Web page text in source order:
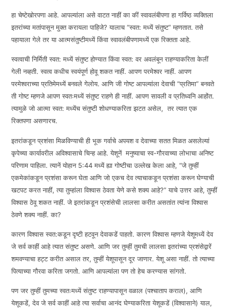
हा चेष्टेखोरपणा आहे. आपल्यांला असे वाटत नाहीं का कीं स्वावलंबीपणा हा गर्विष्ठ व्यक्तिला
इतरांच्या मतांपासून मुक्त करायला पाहिजे? यालाच “स्वत: मध्यें संतुष्ट” म्हणतात. तसे
पहायाला गेले तर या आत्मसंतुष्टीमध्यें किंवा स्वावलंबीपणामध्यें एक रिक्तता आहे.
स्वत्वाची निर्मिती स्वत: मध्यें संतुष्ट होण्यात किंवा स्वत: वर अवलंबून राहण्याकरिता केलीं
गेली नव्हती. स्वत्व कधीच स्वयंपूर्ण होवू शकत नाहीं. आपण परमेश्वर नाहीं. आपण
परमेश्वराच्या प्रतिमेमध्यें बनवले गेलोय. आणि जी गोष्ट आपल्यांला देवाची “प्रतिमा” बनवते
ती गोष्ट म्हणजे आपण स्वतःमध्यें संतुष्ट राहणे ही नाहीं. आपण सावली व प्रतिध्वनि आहोंत.
त्यामुळे जो आत्मा स्वत: मध्येंच संतुष्टी शोधण्याकरिता झटत असेल, तर त्यात एक
रिक्तपणा असणारच.
इतरांकडून प्रशंसा मिळविण्याची ही भूक गर्वाचे अपयश व देवाच्या सतत मिळत असलेल्यां
कृपेच्या कार्यावरील अविश्वासाचे चिन्ह आहे. येशूनें मनुष्याचा स्व-गौरवाच्या लोभाचा अनिष्ट
परिणाम पाहिला. त्यानें योहान 5:44 मध्यें ह्या गोष्टीचा उल्लेख केला आहे, “जे तुम्हीं
एकमेकांकडून प्रशंसा करून घेता आणि जो एकच देव त्याचाकडून प्रशंसा करून घेण्याची
खटपट करत नाहीं, त्या तुम्हांला विश्वास ठेवता येणे कसे शक्य आहे?” याचे उत्तर आहे, तुम्हीं
विश्वास ठेवू शकत नाहीं. जे इतरांकडून प्रशंसेची लालसा करीत असतांत त्यांना विश्वास
ठेवणे शक्य नाहीं. का?
कारण विश्वास स्वत:कडून दृष्टी हटवून देवाकडें पाहतो. कारण विश्वास म्हणजे येशूमध्यें देव
जे सर्व काहीं आहे त्यात संतुष्ट असणे. आणि जर तुम्हीं तुमची लालसा इतरांच्या प्रशंसेद्वारें
शमवण्याचा हट्ट करीत असाल तर, तुम्हीं येशूपासून दूर जाणार. येशू असा नाहीं. तो त्याच्या
पित्याच्या गौरवा करिता जगतो. आणि आपल्यांला पण तो हेच करण्यास सांगतो.
पण जर तुम्हीं तुमच्या स्वतःमध्यें संतुष्ट राहण्यापासून वळाल (पश्चाताप कराल), आणि
येशूकडें, देव जे सर्व काहीं आहे त्या सर्वाचा आनंद घेण्याकरिता येशूकडें (विश्वासाने) याल,